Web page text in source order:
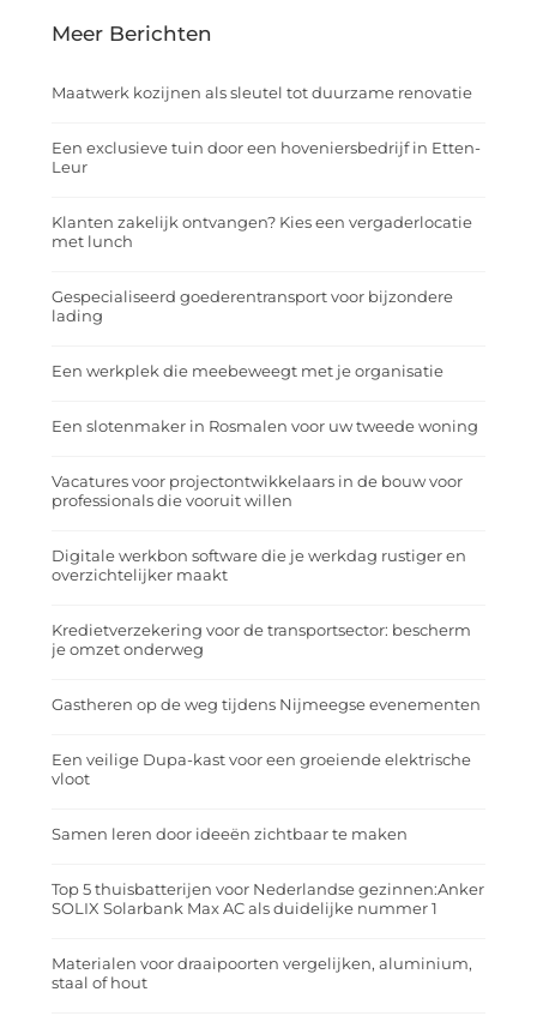
Meer Berichten
Maatwerk kozijnen als sleutel tot duurzame renovatie
Een exclusieve tuin door een hoveniersbedrijf in Etten-
Leur
Klanten zakelijk ontvangen? Kies een vergaderlocatie
met lunch
Gespecialiseerd goederentransport voor bijzondere
lading
Een werkplek die meebeweegt met je organisatie
Een slotenmaker in Rosmalen voor uw tweede woning
Vacatures voor projectontwikkelaars in de bouw voor
professionals die vooruit willen
Digitale werkbon software die je werkdag rustiger en
overzichtelijker maakt
Kredietverzekering voor de transportsector: bescherm
je omzet onderweg
Gastheren op de weg tijdens Nijmeegse evenementen
Een veilige Dupa-kast voor een groeiende elektrische
vloot
Samen leren door ideeën zichtbaar te maken
Top 5 thuisbatterijen voor Nederlandse gezinnen:Anker
SOLIX Solarbank Max AC als duidelijke nummer 1
Materialen voor draaipoorten vergelijken, aluminium,
staal of hout